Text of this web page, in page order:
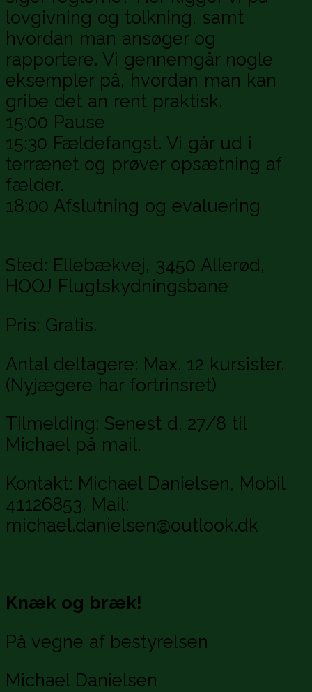
lovgivning og tolkning, samt
hvordan man ansøger og
rapportere. Vi gennemgår nogle
eksempler på, hvordan man kan
gribe det an rent praktisk.
15:00 Pause
15:30 Fældefangst. Vi går ud i
terrænet og prøver opsætning af
fælder.
18:00 Afslutning og evaluering
Sted: Ellebækvej, 3450 Allerød,
HOOJ Flugtskydningsbane
Pris: Gratis.
Antal deltagere: Max. 12 kursister.
(Nyjægere har fortrinsret)
Tilmelding: Senest d. 27/8 til
Michael på mail.
Kontakt: Michael Danielsen, Mobil
41126853. Mail:
michael.danielsen@outlook.dk
Knæk og bræk!
På vegne af bestyrelsen
Michael Danielsen